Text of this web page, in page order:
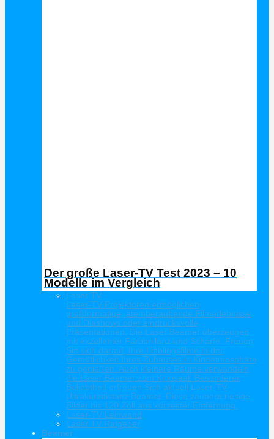
Der große Laser-TV Test 2023 – 10
Modelle im Vergleich
Laser TV
Laser-TV Projektoren ermöglichen
großformatige, atemberaubende Filmerlebnisse
und Diashows oder eindrucksvolle
Präsentationen. Die Laser Beamer überzeugen
mit exzellenter Farbbrillanz und Schärfe. Freuen
Sie sich darauf, Ihre Lieblingsfilme in der
Gemütlichkeit Ihres Zuhauses in Kinoatmosphäre
zu genießen. Auch kleinere Räume verwandeln
die Laser Beamer zum Kinosaal. Besonderer
Beliebtheit erfreuen Sich aktuell Laser-TV
Ultrakurzdistanz Beamer. Diese zaubern riesige
Bilder bis 120 Zoll aus kürzester Entfernung.
Laser-TV Leinwand
Laser TV Ratgeber
Beamer